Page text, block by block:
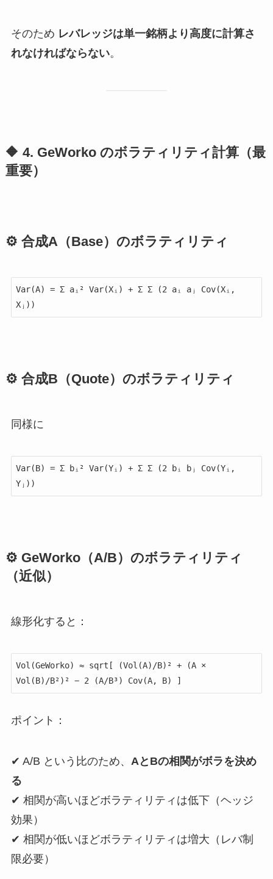
そのため レバレッジは単一銘柄より高度に計算さ
れなければならない。
🔶 4. GeWorko のボラティリティ計算（最
重要）
⚙ 合成A（Base）のボラティリティ
Var(A) = Σ aᵢ² Var(Xᵢ) + Σ Σ (2 aᵢ aⱼ Cov(Xᵢ,
⚙ 合成B（Quote）のボラティリティ
同様に
Var(B) = Σ bᵢ² Var(Yᵢ) + Σ Σ (2 bᵢ bⱼ Cov(Yᵢ,
⚙ GeWorko（A/B）のボラティリティ
（近似）
線形化すると：
Vol(GeWorko) ≈ sqrt[ (Vol(A)/B)² + (A ×
ポイント：
✔ A/B という比のため、 AとBの相関がボラを決め
る
✔ 相関が高いほどボラティリティは低下（ヘッジ
効果）
✔ 相関が低いほどボラティリティは増大（レバ制
限必要）